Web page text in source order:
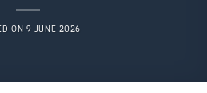
ON 9 JUNE 2026